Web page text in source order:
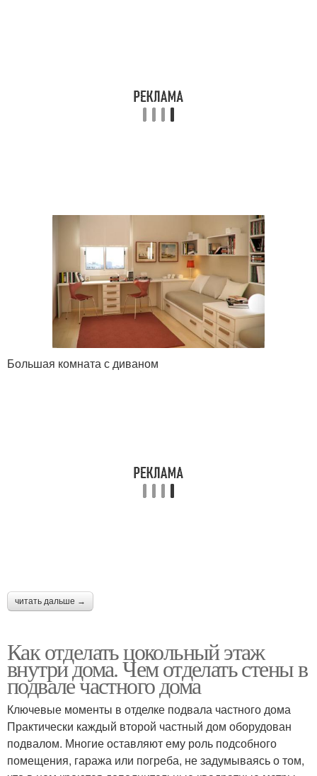
Большая комната с диваном
читать дальше →
Как отделать цокольный этаж
внутри дома. Чем отделать стены в
подвале частного дома
Ключевые моменты в отделке подвала частного дома
Практически каждый второй частный дом оборудован
подвалом. Многие оставляют ему роль подсобного
помещения, гаража или погреба, не задумываясь о том,